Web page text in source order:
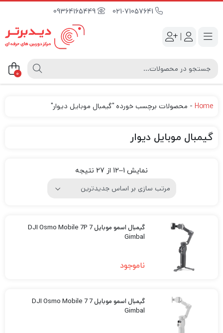
09364165449
|
0
Home
- محصولات برچسب خورده "گیمبال موبایل دیوار"
گیمبال موبایل دیوار
نمایش 1–12 از 27 نتیجه
گیمبال اسمو موبایل 7 DJI Osmo Mobile 7P
Gimbal
ناموجود
گیمبال اسمو موبایل 7 DJI Osmo Mobile 7
Gimbal